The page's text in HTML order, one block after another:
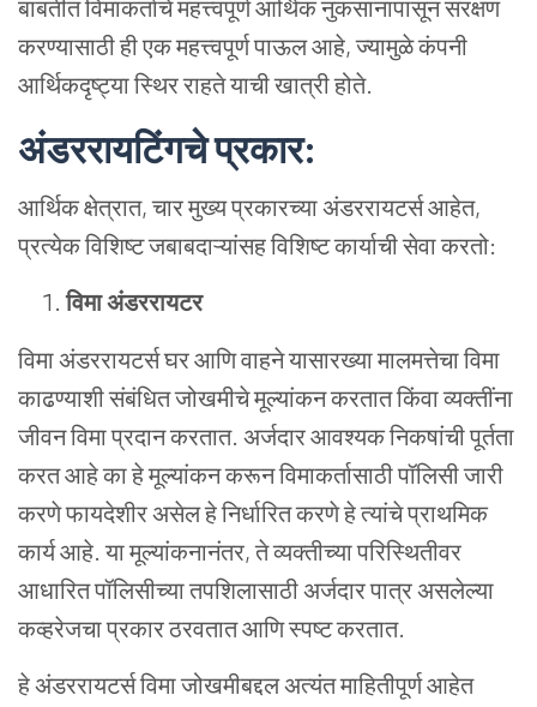
बाबतीतविमाकर्ताचेमहत्त्वपूर्णआर्थिकनुकसानापासूनसंरक्षण
करण्यासाठीहीएकमहत्त्वपूर्णपाऊलआहे,ज्यामुळेकंपनी
आर्थिकदृष्ट्यास्थिरराहतेयाचीखात्रीहोते.
अंडररायटिंगचेप्रकार:
आर्थिकक्षेत्रात,चारमुख्यप्रकारच्याअंडररायटर्सआहेत,
प्रत्येकविशिष्टजबाबदाऱ्यांसहविशिष्टकार्याचीसेवाकरतो:
विमाअंडररायटर
विमाअंडररायटर्सघरआणिवाहनेयासारख्यामालमत्तेचाविमा
काढण्याशीसंबंधितजोखमीचेमूल्यांकनकरतातकिंवाव्यक्तींना
जीवनविमाप्रदानकरतात. अर्जदारआवश्यकनिकषांचीपूर्तता
करतआहेकाहेमूल्यांकनकरूनविमाकर्तासाठीपॉलिसीजारी
करणेफायदेशीरअसेलहेनिर्धारितकरणेहेत्यांचेप्राथमिक
कार्यआहे.यामूल्यांकनानंतर,तेव्यक्तीच्यापरिस्थितीवर
आधारितपॉलिसीच्यातपशिलासाठीअर्जदारपात्रअसलेल्या
कव्हरेजचाप्रकारठरवतातआणिस्पष्टकरतात.
हेअंडररायटर्सविमाजोखमीबद्दलअत्यंतमाहितीपूर्णआहेत